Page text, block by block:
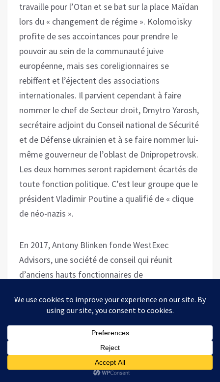
travaille pour l’Otan et se bat sur la place Maïdan
lors du « changement de régime ». Kolomoïsky
profite de ses accointances pour prendre le
pouvoir au sein de la communauté juive
européenne, mais ses coreligionnaires se
rebiffent et l’éjectent des associations
internationales. Il parvient cependant à faire
nommer le chef de Secteur droit, Dmytro Yarosh,
secrétaire adjoint du Conseil national de Sécurité
et de Défense ukrainien et à se faire nommer lui-
même gouverneur de l’oblast de Dnipropetrovsk.
Les deux hommes seront rapidement écartés de
toute fonction politique. C’est leur groupe que le
président Vladimir Poutine a qualifié de « clique
de néo-nazis ».
En 2017, Antony Blinken fonde WestExec
Advisors, une société de conseil qui réunit
d’anciens hauts fonctionnaires de
Straussiens. L’activité de cette société est
extrêmement discrète. Elle utilise les relations
politiques de ses employés pour faire de
l’argent ; ce que partout ailleurs, on appellerait de